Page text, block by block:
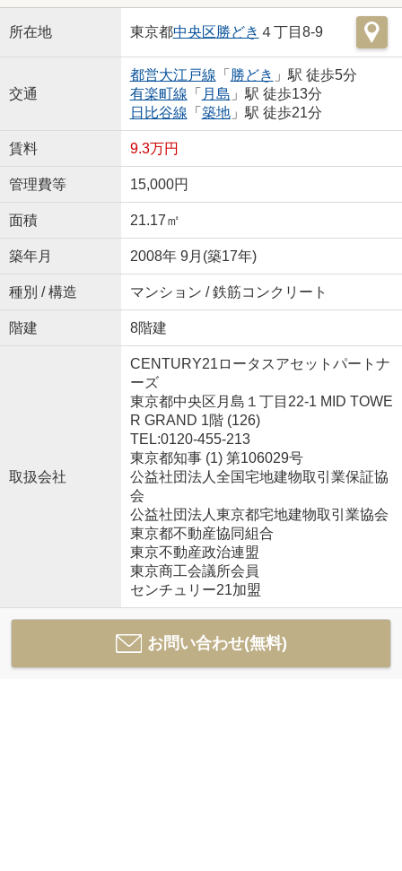
所在地 東京都中央区勝どき ４丁目8-9
交通
都営大江戸線 「 勝どき 」駅 徒歩5分
有楽町線 「 月島 」駅 徒歩13分
日比谷線 「 築地」駅 徒歩21分
賃料 9.3万円
管理費等 15,000円
面積 21.17㎡
築年月 2008年 9月(築17年)
種別 / 構造 マンション / 鉄筋コンクリート
階建 8階建
取扱会社
CENTURY21ロータスアセットパートナ
ーズ
東京都中央区月島１丁目22-1 MID TOWE
R GRAND 1階 (126)
TEL:0120-455-213
東京都知事 (1) 第106029号
公益社団法人全国宅地建物取引業保証協
会
公益社団法人東京都宅地建物取引業協会
東京都不動産協同組合
東京不動産政治連盟
東京商工会議所会員
センチュリー21加盟
お問い合わせ(無料)